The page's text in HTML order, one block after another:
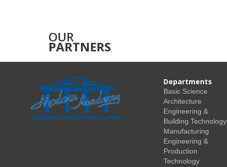
OUR
PARTNERS
Departments
Basic Science
Architecture
Engineering &
Building Technology
Manufacturing
Engineering &
Production
Technology